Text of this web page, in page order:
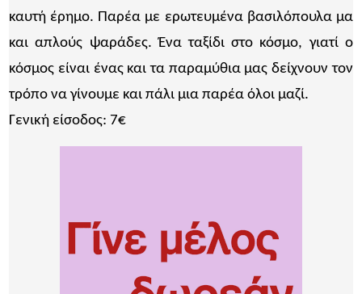
καυτή έρημο. Παρέα με ερωτευμένα βασιλόπουλα μα
και απλούς ψαράδες. Ένα ταξίδι στο κόσμο, γιατί ο
κόσμος είναι ένας και τα παραμύθια μας δείχνουν τον
τρόπο να γίνουμε και πάλι μια παρέα όλοι μαζί.
Γενική είσοδος: 7€